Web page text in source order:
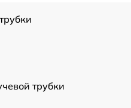
трубки